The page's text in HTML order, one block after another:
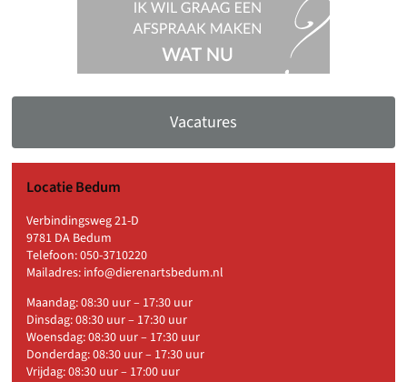
graag een
Vacatures
Locatie Bedum
Verbindingsweg 21-D
9781 DA Bedum
Telefoon:050-3710220
Mailadres: info@dierenartsbedum.nl
Maandag: 08:30 uur – 17:30 uur
Dinsdag: 08:30 uur – 17:30 uur
Woensdag: 08:30 uur – 17:30 uur
Donderdag: 08:30 uur – 17:30 uur
Vrijdag: 08:30 uur – 17:00 uur